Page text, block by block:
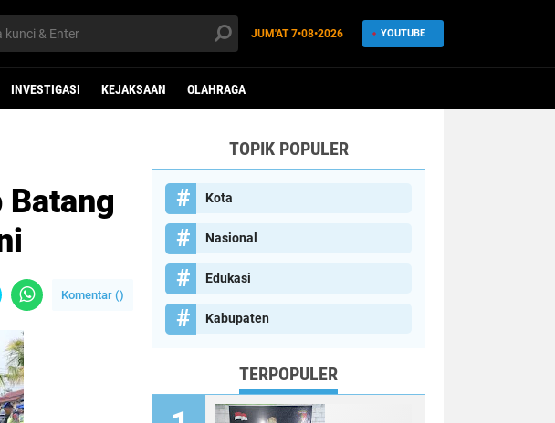
JUM'AT7•08•2026 YOUTUBE
INVESTIGASI KEJAKSAAN OLAHRAGA
Komentar ()
TOPIK POPULER
Kota
Nasional
Edukasi
Kabupaten
TERPOPULER